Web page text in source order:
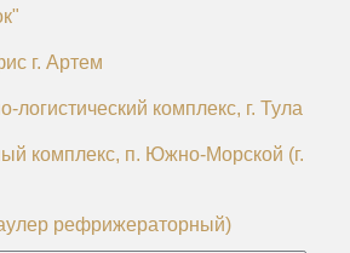
г. Артем
логистический комплекс, г. Тула
комплекс, п. Южно-Морской (г.
рефрижераторный)